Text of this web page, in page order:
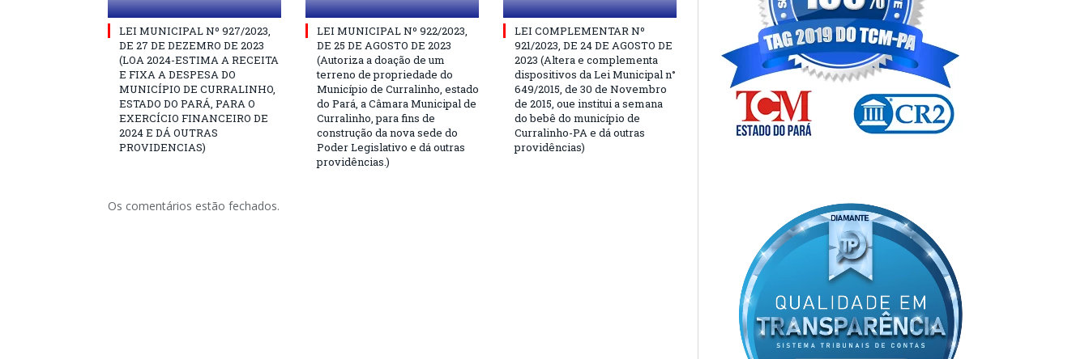
LEI MUNICIPAL Nº 927/2023,
DE 27 DE DEZEMRO DE 2023
(LOA 2024-ESTIMA A RECEITA
E FIXA A DESPESA DO
MUNICÍPIO DE CURRALINHO,
ESTADO DO PARÁ, PARA O
EXERCÍCIO FINANCEIRO DE
2024 E DÁ OUTRAS
PROVIDENCIAS)
LEI MUNICIPAL Nº 922/2023,
DE 25 DE AGOSTO DE 2023
(Autoriza a doação de um
terreno de propriedade do
Município de Curralinho, estado
do Pará, a Câmara Municipal de
Curralinho, para fins de
construção da nova sede do
Poder Legislativo e dá outras
providências.)
LEI COMPLEMENTAR Nº
921/2023, DE 24 DE AGOSTO DE
2023 (Altera e complementa
dispositivos da Lei Municipal n°
649/2015, de 30 de Novembro
de 2015, oue institui a semana
do bebê do município de
Curralinho-PA e dá outras
providências)
Os comentários estão fechados.